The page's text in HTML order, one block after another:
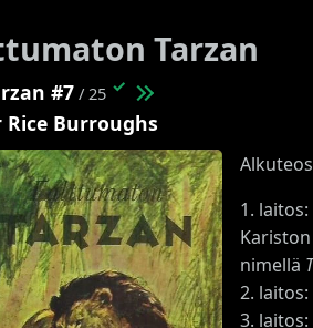
Tarzan
#7 / 25 ✓
Rice Burroughs
1.
nimellä
2.
3.